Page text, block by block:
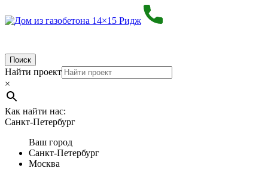
Поиск
Найти проект
×
Как найти нас:
Санкт-Петербург
Ваш город
Санкт-Петербург
Москва